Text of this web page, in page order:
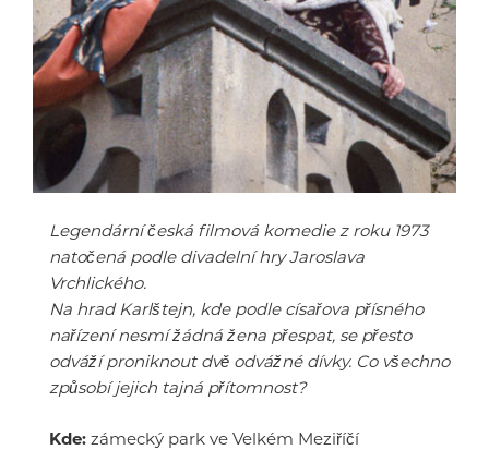
Legendární česká filmová komedie z roku 1973
natočená podle divadelní hry Jaroslava
Vrchlického.
Na hrad Karlštejn, kde podle císařova přísného
nařízení nesmí žádná žena přespat, se přesto
odváží proniknout dvě odvážné dívky. Co všechno
způsobí jejich tajná přítomnost?
Kde: zámecký park ve Velkém Meziříčí